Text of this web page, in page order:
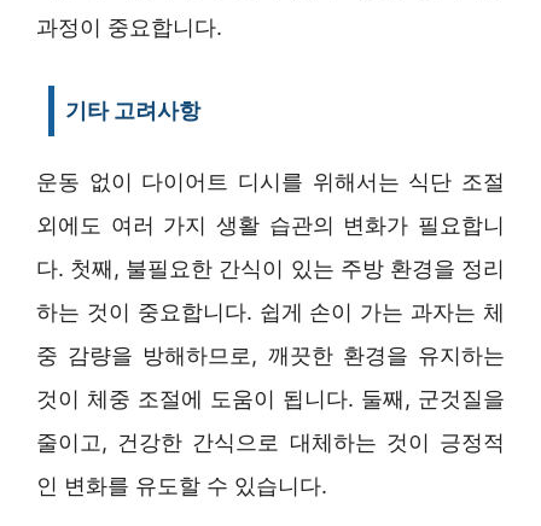
과정이 중요합니다.
기타 고려사항
운동 없이 다이어트 디시를 위해서는 식단 조절
외에도 여러 가지 생활 습관의 변화가 필요합니
다. 첫째, 불필요한 간식이 있는 주방 환경을 정리
하는 것이 중요합니다. 쉽게 손이 가는 과자는 체
중 감량을 방해하므로, 깨끗한 환경을 유지하는
것이 체중 조절에 도움이 됩니다. 둘째, 군것질을
줄이고, 건강한 간식으로 대체하는 것이 긍정적
인 변화를 유도할 수 있습니다.